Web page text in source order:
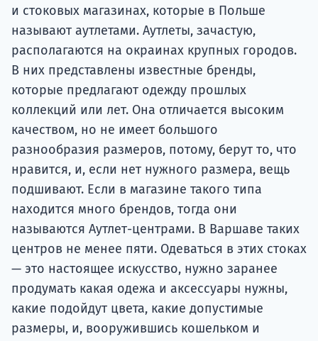
и стоковых магазинах, которые в Польше
называют аутлетами. Аутлеты, зачастую,
располагаются на окраинах крупных городов.
В них представлены известные бренды,
которые предлагают одежду прошлых
коллекций или лет. Она отличается высоким
качеством, но не имеет большого
разнообразия размеров, потому, берут то, что
нравится, и, если нет нужного размера, вещь
подшивают. Если в магазине такого типа
находится много брендов, тогда они
называются Аутлет-центрами. В Варшаве таких
центров не менее пяти. Одеваться в этих стоках
— это настоящее искусство, нужно заранее
продумать какая одежа и аксессуары нужны,
какие подойдут цвета, какие допустимые
размеры, и, вооружившись кошельком и